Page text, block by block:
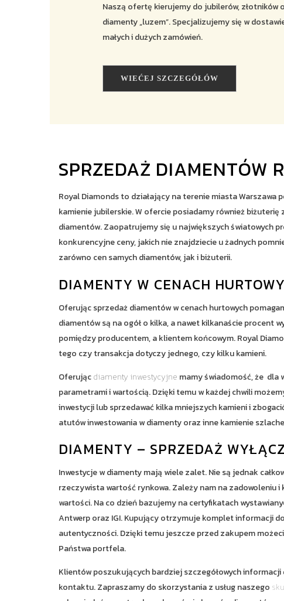
Naszą ofertę kierujemy do jubilerów,
diamenty „luzem”. Specjalizujemy się w
małych i dużych zamówień.
WIEĆEJ SZCZEGÓŁÓW
SPRZEDAŻ DIAMENTÓW
Royal Diamonds to działający na terenie miasta
kamienie jubilerskie. W ofercie posiadamy również
diamentów. Zaopatrujemy się u największych światowych
konkurencyjne ceny, jakich nie znajdziecie u żadnych
zarówno cen samych diamentów, jak i biżuterii.
DIAMENTY W CENACH
Oferując sprzedaż diamentów w cenach hurtowych
diamentów są na ogół o kilka, a nawet kilkanaście procent
pomiędzy producentem, a klientem końcowym. Royal
tego czy transakcja dotyczy jednego, czy kilku kamieni.
Oferującdiamenty inwestycyjne mamy świadomość, że dla
parametrami i wartością. Dzięki temu w każdej chwili
inwestycji lub sprzedawać kilka mniejszych kamieni i
atutów inwestowania w diamenty oraz inne kamienie
DIAMENTY – SPRZEDAŻ
Inwestycje w diamenty mają wiele zalet. Nie są jednak
rzeczywista wartość rynkowa. Zależy nam na
wartości. Na co dzień bazujemy na certyfikatach
Antwerp oraz IGI. Kupujący otrzymuje komplet informacji
autentyczności. Dzięki temu jeszcze przed zakupem
Państwa portfela.
Klientów poszukujących bardziej szczegółowych
kontaktu. Zapraszamy do skorzystania z usług naszego